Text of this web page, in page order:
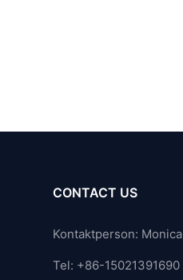
CONTACT US
Kontaktperson: Monica
Tel: +86-15021391690